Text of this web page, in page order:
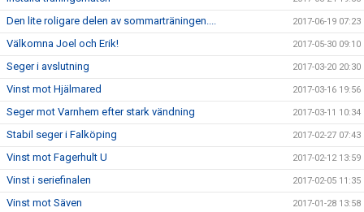
Den lite roligare delen av sommarträningen.... 2017-06-19 07:23
Välkomna Joel och Erik! 2017-05-30 09:10
Seger i avslutning 2017-03-20 20:30
Vinst mot Hjälmared 2017-03-16 19:56
Seger mot Varnhem efter stark vändning 2017-03-11 10:34
Stabil seger i Falköping 2017-02-27 07:43
Vinst mot Fagerhult U 2017-02-12 13:59
Vinst i seriefinalen 2017-02-05 11:35
Vinst mot Säven 2017-01-28 13:58